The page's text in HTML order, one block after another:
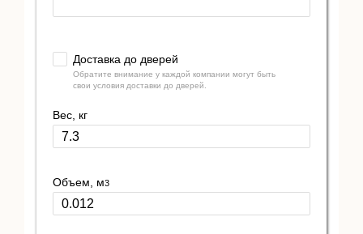
Доставка до дверей
Обратите внимание у каждой компании могут быть
свои условия доставки до дверей.
Вес, кг
Объем, м3